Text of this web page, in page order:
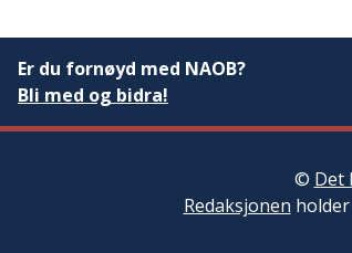
Er du fornøyd med NAOB?
Bli med og bidra!
© Det
Redaksjonen